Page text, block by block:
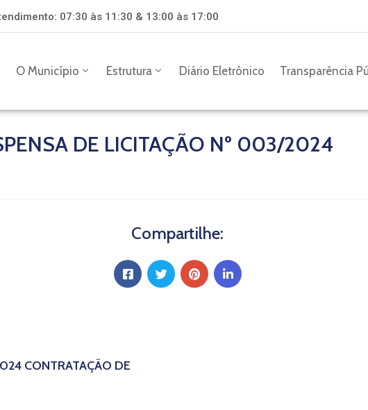
07:30 às 11:30 & 13:00 às 17:00
O Município Estrutura Diário Eletrônico Transparência
DE LICITAÇÃO Nº 003/2024
Compartilhe:
CONTRATAÇÃO DE